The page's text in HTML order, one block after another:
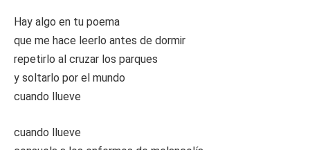
Hay algo en tu poema
que me hace leerlo antes de dormir
repetirlo al cruzar los parques
y soltarlo por el mundo
cuando llueve
cuando llueve